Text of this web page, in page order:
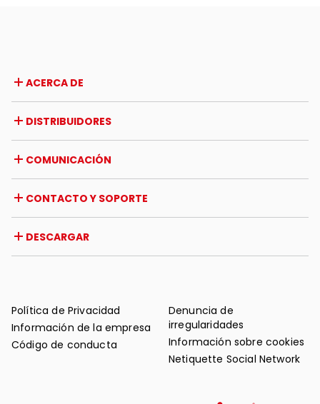
ACERCA DE
Premios y reconocimientos
Oportunidades de trabajo
Certificaciones
DISTRIBUIDORES
Extranjero
Iniciativas de distribuidores
COMUNICACIÓN
Noticias
Reseña de prensa
CONTACTO Y SOPORTE
Garantía
Soporte post-venta
DESCARGAR
Política de Privacidad
Información de la empresa
Código de conducta
Denuncia de
irregularidades
Información sobre cookies
Netiquette Social Network